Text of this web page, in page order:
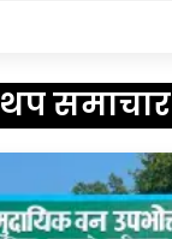
थप समाचार